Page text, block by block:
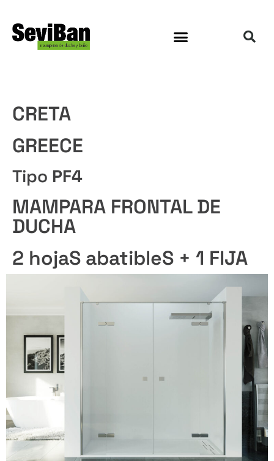
CRETA
GREECE
Tipo PF4
MAMPARA FRONTAL DE
DUCHA
2 hojaS abatibleS + 1 FIJA